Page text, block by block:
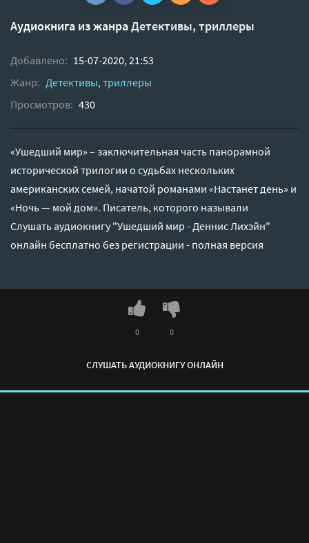
Аудиокнига из жанраДетективы, триллеры
Добавлено: 15-07-2020, 21:53
Жанр: Детективы, триллеры
Просмотров: 430
«Ушедший мир» – заключительная часть панорамной
исторической трилогии о судьбах нескольких
американских семей, начатой романами «Настанет день» и
«Ночь — мой дом». Писатель, которого называли
Слушать аудиокнигу "Ушедший мир - Деннис Лихэйн"
онлайн бесплатно без регистрации - полная версия
СЛУШАТЬ АУДИОКНИГУ ОНЛАЙН
0 0